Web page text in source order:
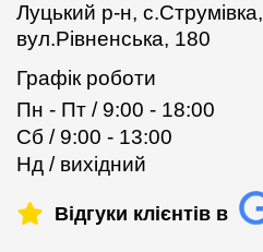
Луцький р-н, с.Струмівка,
вул.Рівненська, 180
Графік роботи
Пн - Пт / 9:00 - 18:00
Сб / 9:00 - 13:00
Нд / вихідний
Відгуки клієнтів в